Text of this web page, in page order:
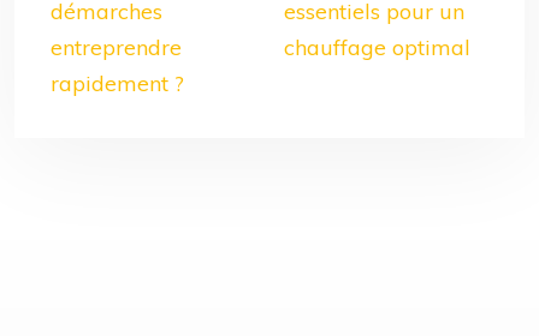
démarches
entreprendre
rapidement ?
essentiels pour un
chauffage optimal